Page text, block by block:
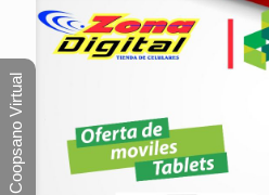
Coopsano Virtual